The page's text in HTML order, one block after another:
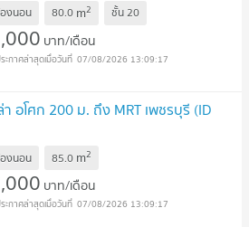
งนอน 80.0 m2 ชั้น20
บาท/เดือน
07/08/2026 13:09:17
อโศก 200 ม. ถึง MRT เพชรบุรี (ID
งนอน 85.0 m2
บาท/เดือน
07/08/2026 13:09:17